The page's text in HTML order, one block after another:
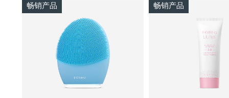
畅销产品 畅销产品